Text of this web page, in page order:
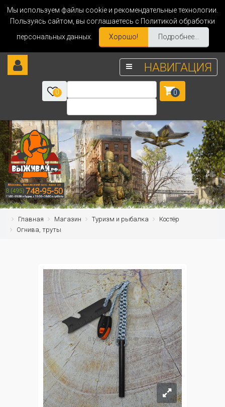
Мы используем файлы cookie и рекомендательные технологии.
Пользуясь сайтом, вы соглашаетесь с Политикой обработки
персональных данных.
Хорошо! Подробнее...
НАВИГАЦИЯ
0 0
Главная Магазин Туризм и рыбалка
Костёр
Огнива, труты